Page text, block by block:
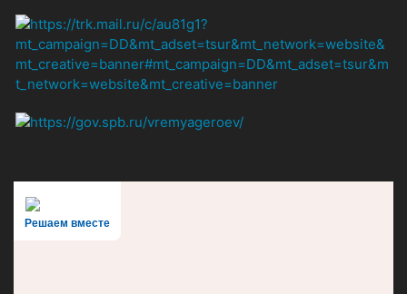
Решаем вместе